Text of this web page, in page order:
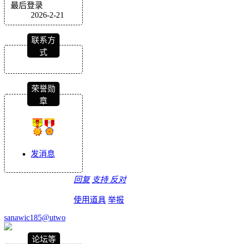
最后登录
2026-2-21
联系方
式
荣誉勋
章
发消息
回复 支持 反对
使用道具 举报
sanawic185@utwo
论坛等